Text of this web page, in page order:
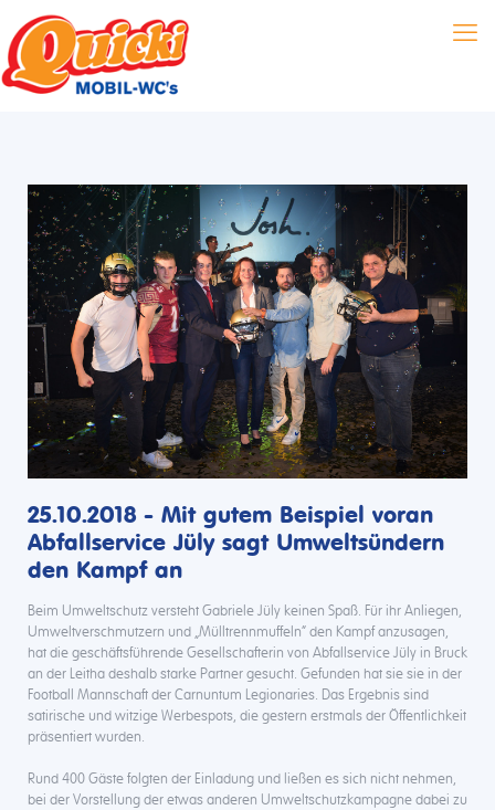
25.10.2018 - Mit gutem Beispiel voran
Abfallservice Jüly sagt Umweltsündern
den Kampf an
Beim Umweltschutz versteht Gabriele Jüly keinen Spaß. Für ihr Anliegen,
Umweltverschmutzern und „Mülltrennmuffeln“ den Kampf anzusagen,
hat die geschäftsführende Gesellschafterin von Abfallservice Jüly in Bruck
an der Leitha deshalb starke Partner gesucht. Gefunden hat sie sie in der
Football Mannschaft der Carnuntum Legionaries. Das Ergebnis sind
satirische und witzige Werbespots, die gestern erstmals der Öffentlichkeit
präsentiert wurden.
Rund 400 Gäste folgten der Einladung und ließen es sich nicht nehmen,
bei der Vorstellung der etwas anderen Umweltschutzkampagne dabei zu